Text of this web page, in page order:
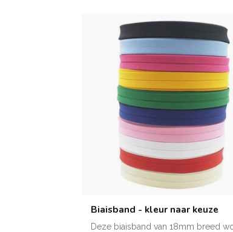
Biaisband - kleur naar keuze
Deze biaisband van 18mm breed